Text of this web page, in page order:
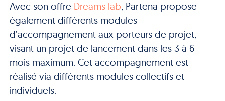
Avec son offre Dreams lab, Partena propose
également différents modules
d’accompagnement aux porteurs de projet,
visant un projet de lancement dans les 3 à 6
mois maximum. Cet accompagnement est
réalisé via différents modules collectifs et
individuels.